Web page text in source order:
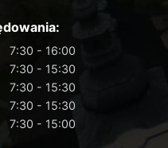
7:30 - 16:00
7:30 - 15:30
7:30 - 15:30
7:30 - 15:30
7:30 - 15:00